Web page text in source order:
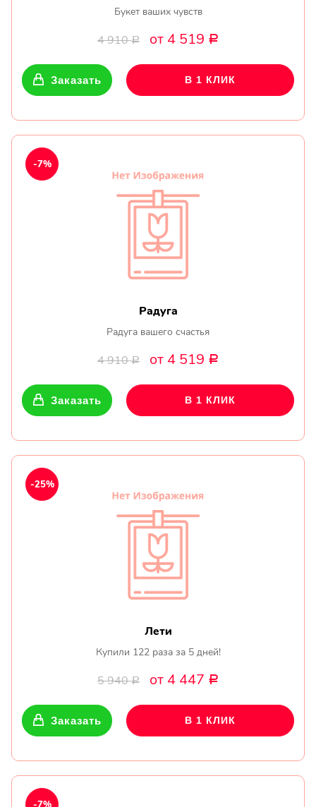
Букет ваших чувств
4 910Р от 4 519 Р
Заказать В 1 КЛИК
Радуга
Радуга вашего счастья
4 910Р от 4 519 Р
-7%
Заказать В 1 КЛИК
Лети
Купили 122 раза за 5 дней!
5 940Р от 4 447 Р
-25%
Заказать В 1 КЛИК